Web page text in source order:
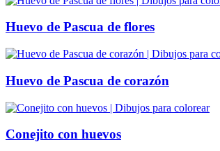
Huevo de Pascua de flores
Huevo de Pascua de corazón
Conejito con huevos